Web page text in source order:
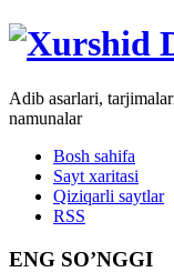
Adib asarlari,
namunalar
Bosh sahifa
Sayt xaritasi
Qiziqarli saytlar
RSS
ENG SO’NGGI